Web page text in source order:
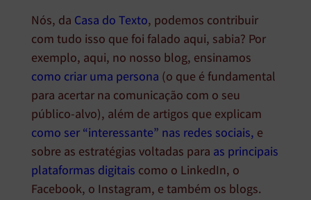
Nós, da Casa do Texto, podemos contribuir
com tudo isso que foi falado aqui, sabia? Por
exemplo, aqui, no nosso blog, ensinamos
como criar uma persona (o que é fundamental
para acertar na comunicação com o seu
público-alvo), além de artigos que explicam
como ser “interessante” nas redes sociais, e
sobre as estratégias voltadas para as principais
plataformas digitais como o LinkedIn, o
Facebook, o Instagram, e também os blogs.